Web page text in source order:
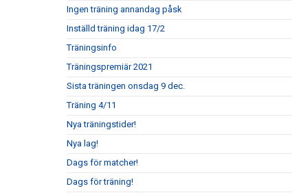
Ingen träning annandag påsk
Inställd träning idag 17/2
Träningsinfo
Träningspremiär 2021
Sista träningen onsdag 9 dec.
Träning 4/11
Nya träningstider!
Nya lag!
Dags för matcher!
Dags för träning!